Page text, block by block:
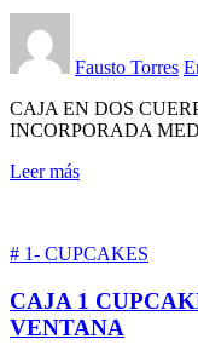
Fausto Torres
CAJA EN DOS
INCORPORADA
Leer más
# 1- CUPCAKES
CAJA 1
VENTANA